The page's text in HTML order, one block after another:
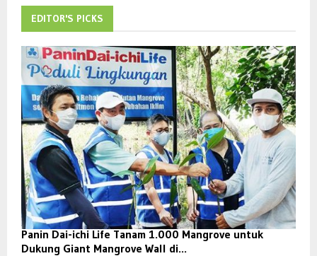
EDITOR'S PICKS
Panin Dai-ichi Life Tanam 1.000 Mangrove untuk
Dukung Giant Mangrove Wall di...